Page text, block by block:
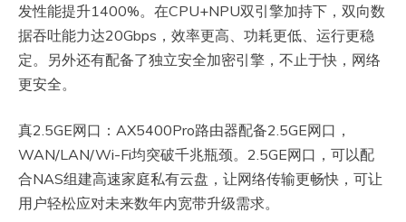
发性能提升1400%。在CPU+NPU双引擎加持下，双向数
据吞吐能力达20Gbps，效率更高、功耗更低、运行更稳
定。另外还有配备了独立安全加密引擎，不止于快，网络
更安全。
真2.5GE网口：AX5400Pro路由器配备2.5GE网口，
WAN/LAN/Wi-Fi均突破千兆瓶颈。2.5GE网口，可以配
合NAS组建高速家庭私有云盘，让网络传输更畅快，可让
用户轻松应对未来数年内宽带升级需求。